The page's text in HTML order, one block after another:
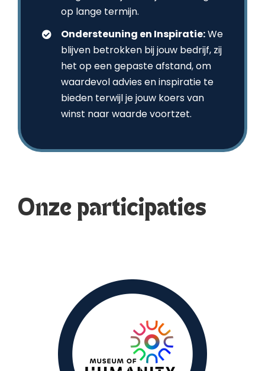
op lange termijn.
Ondersteuning en Inspiratie:We
blijven betrokken bij jouw bedrijf, zij
het op een gepaste afstand, om
waardevol advies en inspiratie te
bieden terwijl je jouw koers van
winst naar waarde voortzet.
Onze participaties
We zetten ons in voor een beweging tegen
polarisatie door de waardigheid en
schoonheid van mensen wereldwijd te laten
zien, met het delen van portretten en
verhalen als middel om verbinding te